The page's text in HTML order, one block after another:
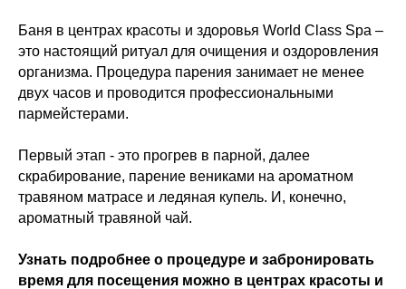
Баня в центрах красоты и здоровья World Class Spa –
это настоящий ритуал для очищения и оздоровления
организма. Процедура парения занимает не менее
двух часов и проводится профессиональными
пармейстерами.
Первый этап - это прогрев в парной, далее
скрабирование, парение вениками на ароматном
травяном матрасе и ледяная купель. И, конечно,
ароматный травяной чай.
Узнать подробнее о процедуре и забронировать
время для посещения можно в центрах красоты и